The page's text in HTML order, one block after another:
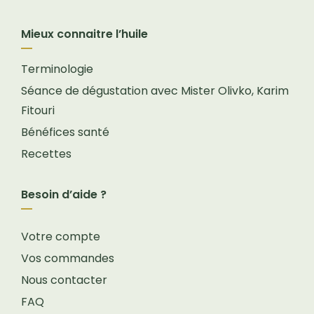
Mieux connaitre l’huile
Terminologie
Séance de dégustation avec Mister Olivko, Karim
Fitouri
Bénéfices santé
Recettes
Besoin d’aide ?
Votre compte
Vos commandes
Nous contacter
FAQ